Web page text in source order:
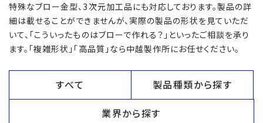
特殊なブロー金型、3次元加工品にも対応しております。製品の詳
細は載せることができませんが、実際の製品の形状を見ていただ
いて、「こういったものはブローで作れる？」といったご相談を承り
ます。「複雑形状」「高品質」なら中越製作所にお任せください。
すべて 製品種類から探す
業界から探す